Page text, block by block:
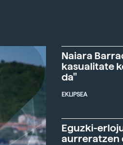
Naiara
kasualitate
da"
EKLIPSEA
Eguzki-
aurreratzen